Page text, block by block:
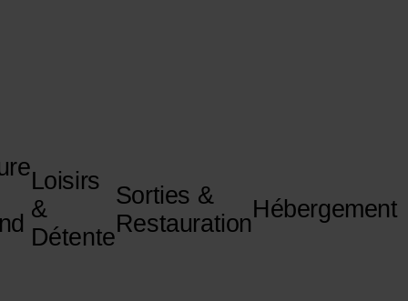
Loisirs
&
Détente
Sorties &
Restauration
Hébergement